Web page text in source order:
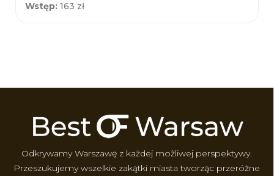
Wstęp: 163 zł
Odkrywamy Warszawę z każdej możliwej perspektywy.
Przeszukujemy wszelkie zakątki miasta tworząc przeróżne